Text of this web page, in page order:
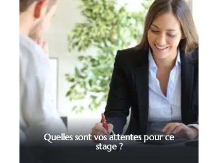
Quelles sont vos attentes pour ce
stage ?